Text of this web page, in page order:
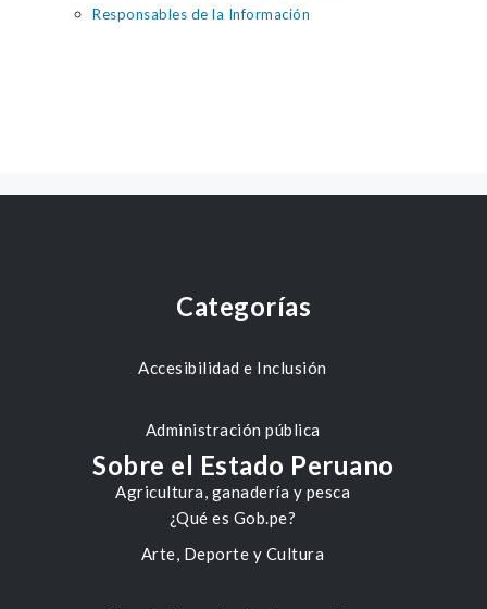
Responsables de la Información
Categorías
Accesibilidad e Inclusión
Administración pública
Agricultura, ganadería y pesca
Arte, Deporte y Cultura
Sobre el Estado Peruano
¿Qué es Gob.pe?